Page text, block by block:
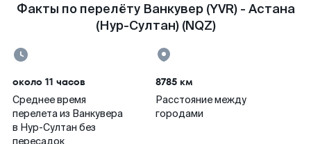
Факты по перелёту Ванкувер (YVR) - Астана
(Нур-Султан) (NQZ)
около 11 часов
Среднее время
перелета из Ванкувера
в Нур-Султан без
пересадок
8785 км
Расстояние между
городами